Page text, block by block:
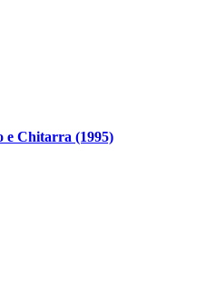
e Chitarra (1995)